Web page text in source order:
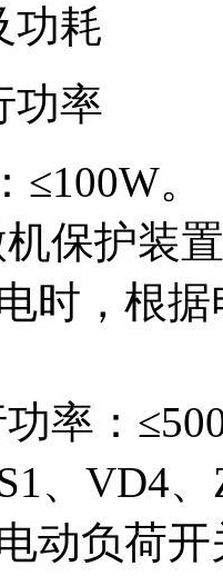
功耗
功率
。
护装置
时，根
：
VD4、
动负荷